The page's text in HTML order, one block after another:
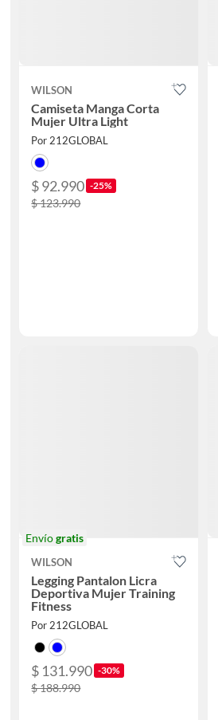
WILSON
Camiseta Manga Corta
Mujer Ultra Light
Por 212GLOBAL
$ 92.990 -25%
$ 123.990
Envíogratis
WILSON
Legging Pantalon Licra
Deportiva Mujer Training
Fitness
Por 212GLOBAL
$ 131.990 -30%
$ 188.990